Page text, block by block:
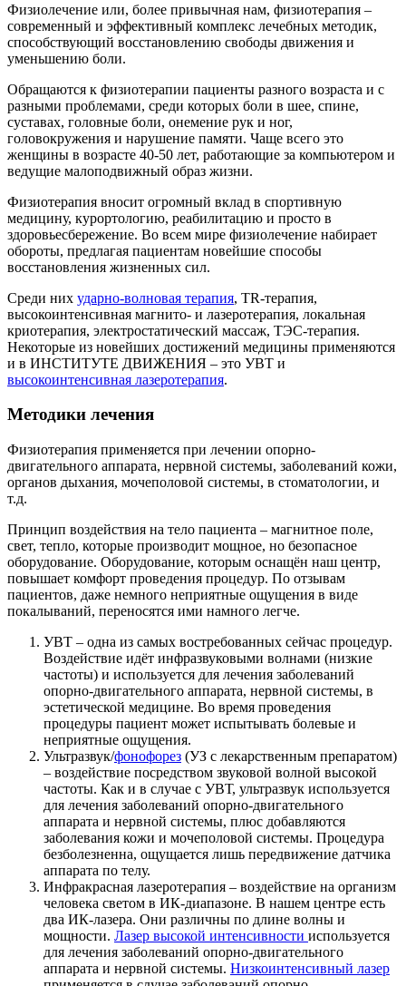
Физиолечение или, более привычная нам, физиотерапия –
современный и эффективный комплекс лечебных методик,
способствующий восстановлению свободы движения и
уменьшению боли.
Обращаются к физиотерапии пациенты разного возраста и с
разными проблемами, среди которых боли в шее, спине,
суставах, головные боли, онемение рук и ног,
головокружения и нарушение памяти. Чаще всего это
женщины в возрасте 40-50 лет, работающие за компьютером и
ведущие малоподвижный образ жизни.
Физиотерапия вносит огромный вклад в спортивную
медицину, курортологию, реабилитацию и просто в
здоровьесбережение. Во всем мире физиолечение набирает
обороты, предлагая пациентам новейшие способы
восстановления жизненных сил.
Среди них ударно-волновая терапия, TR-терапия,
высокоинтенсивная магнито- и лазеротерапия, локальная
криотерапия, электростатический массаж, ТЭС-терапия.
Некоторые из новейших достижений медицины применяются
и в ИНСТИТУТЕ ДВИЖЕНИЯ – это УВТ и
высокоинтенсивная лазеротерапия.
Методики лечения
Физиотерапия применяется при лечении опорно-
двигательного аппарата, нервной системы, заболеваний кожи,
органов дыхания, мочеполовой системы, в стоматологии, и
т.д.
Принцип воздействия на тело пациента – магнитное поле,
свет, тепло, которые производит мощное, но безопасное
оборудование. Оборудование, которым оснащён наш центр,
повышает комфорт проведения процедур. По отзывам
пациентов, даже немного неприятные ощущения в виде
покалываний, переносятся ими намного легче.
УВТ – одна из самых востребованных сейчас процедур.
Воздействие идёт инфразвуковыми волнами (низкие
частоты) и используется для лечения заболеваний
опорно-двигательного аппарата, нервной системы, в
эстетической медицине. Во время проведения
процедуры пациент может испытывать болевые и
неприятные ощущения.
Ультразвук/фонофорез (УЗ с лекарственным препаратом)
– воздействие посредством звуковой волной высокой
частоты. Как и в случае с УВТ, ультразвук используется
для лечения заболеваний опорно-двигательного
аппарата и нервной системы, плюс добавляются
заболевания кожи и мочеполовой системы. Процедура
безболезненна, ощущается лишь передвижение датчика
аппарата по телу.
Инфракрасная лазеротерапия – воздействие на организм
человека светом в ИК-диапазоне. В нашем центре есть
два ИК-лазера. Они различны по длине волны и
мощности. Лазер высокой интенсивности используется
для лечения заболеваний опорно-двигательного
аппарата и нервной системы. Низкоинтенсивный лазер